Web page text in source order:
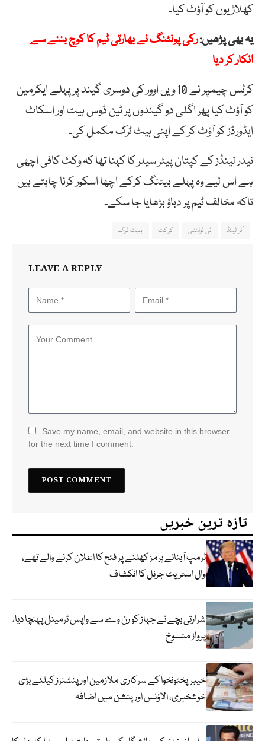
کھلاڑیوں کو آؤٹ کیا۔
یہ بھی پڑھیں:رکی پونٹنگ نے بھارتی ٹیم کا کوچ بننے سے
انکار کر دیا
کرٹس چیمپر نے 10 ویں اوور کی دوسری گیند پر پہلے ایکرمین
کو آؤٹ کیا پھر اگلی دو گیندوں پر ٹین ڈوس ہیٹ اور اسکاٹ
ایڈورڈز کو آؤٹ کر کے اپنی ہیٹ ٹرک مکمل کی۔
نیدر لینڈز کے کپتان پیٹر سیلر کا کہنا تھا کہ وکٹ کافی اچھی
ہے اس لیے وہ پہلے بیٹنگ کرکے اچھا اسکور کرنا چاہتے ہیں
تاکہ مخالف ٹیم پر دباؤ بڑھایا جا سکے۔
آئر لینڈ ٹی ٹوئنٹی کرکٹ ہیٹ ٹرک
LEAVE A REPLY
Save my name, email, and website in this browser
for the next time I comment.
تازہ ترین خبریں
ٹرمپ آبنائے ہرمز کھلنے پر فتح کا اعلان کرنے والے تھے،
وال اسٹریٹ جرنل کا انکشاف
شرارتی بچے نے جہاز کو رن وے سے واپس ٹرمینل پہنچا دیا،
پرواز منسوخ
خیبرپختونخوا کے سرکاری ملازمین اور پنشنرز کیلئے بڑی
خوشخبری، الاؤنس اور پنشن میں اضافہ